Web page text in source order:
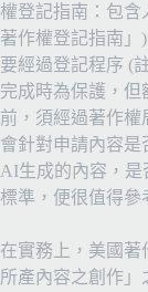
權登記指南：包
著作權登記指南」
要經過登記程序 (
完成時為保護，但
前，須經過著作權
會針對申請內容
AI生成的內容，是
標準，便很值得參
在實務上，美國著
所產內容之創作」